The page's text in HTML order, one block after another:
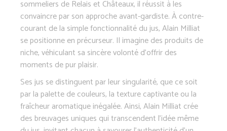
sommeliers de Relais et Châteaux, il réussit à les
convaincre par son approche avant-gardiste. À contre-
courant de la simple fonctionnalité du jus, Alain Milliat
se positionne en précurseur. Il imagine des produits de
niche, véhiculant sa sincère volonté d’offrir des
moments de pur plaisir.
Ses jus se distinguent par leur singularité, que ce soit
par la palette de couleurs, la texture captivante ou la
fraîcheur aromatique inégalée. Ainsi, Alain Milliat crée
des breuvages uniques qui transcendent l’idée même